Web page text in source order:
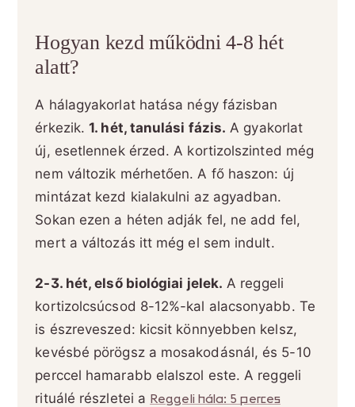
Hogyan kezd működni 4-8 hét
alatt?
A hálagyakorlat hatása négy fázisban
érkezik.1. hét, tanulási fázis. A gyakorlat
új, esetlennek érzed. A kortizolszinted még
nem változik mérhetően. A fő haszon: új
mintázat kezd kialakulni az agyadban.
Sokan ezen a héten adják fel, ne add fel,
mert a változás itt még el sem indult.
2-3. hét, első biológiai jelek. A reggeli
kortizolcsúcsod 8-12%-kal alacsonyabb. Te
is észreveszed: kicsit könnyebben kelsz,
kevésbé pörögsz a mosakodásnál, és 5-10
perccel hamarabb elalszol este. A reggeli
rituálé részletei a Reggeli hála: 5 perces